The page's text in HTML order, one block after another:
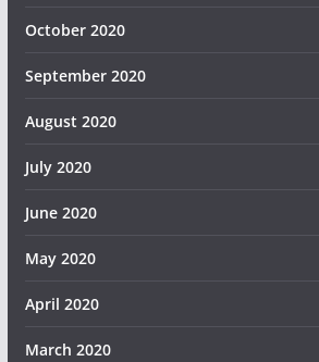
October 2020
September 2020
August 2020
July 2020
June 2020
May 2020
April 2020
March 2020